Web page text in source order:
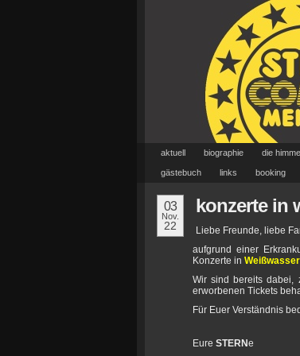
aktuell biographie die
gästebuch links booking
03
Nov.
22
konzerte in
Liebe Freunde, liebe
aufgrund einer
Konzerte in Weißwasser
Wir sind bereits dabei,
erworbenen Tickets
Für Euer Verständnis
Eure STERNe